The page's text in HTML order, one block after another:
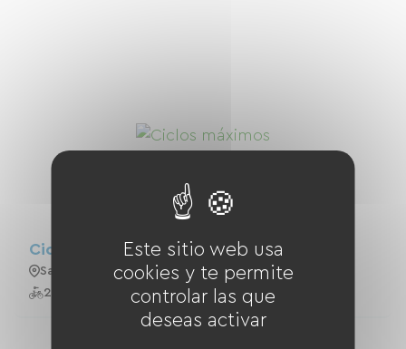
Ciclos Máximos
Saint-Avold
20 Bicicletas
Este sitio web usa
cookies y te permite
controlar las que
deseas activar